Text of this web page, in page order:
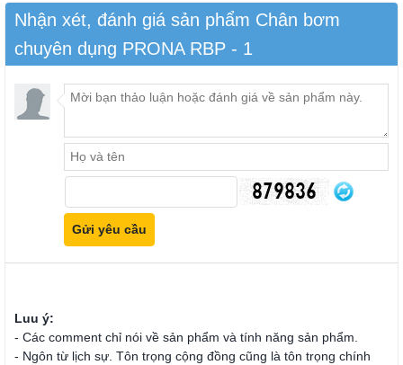
Nhận xét, đánh giá sản phẩm Chân bơm
chuyên dụng PRONA RBP - 1
Luu ý:
- Các comment chỉ nói về sản phẩm và tính năng sản phẩm.
- Ngôn từ lịch sự. Tôn trọng cộng đồng cũng là tôn trọng chính